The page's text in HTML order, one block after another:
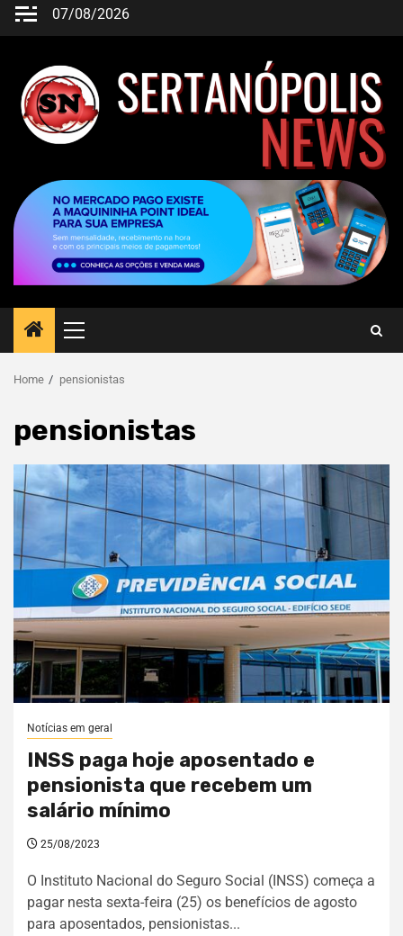
07/08/2026
Home pensionistas
pensionistas
Notícias em geral
INSS paga hoje aposentado e
pensionista que recebem um
salário mínimo
25/08/2023
O Instituto Nacional do Seguro Social (INSS) começa a
pagar nesta sexta-feira (25) os benefícios de agosto
para aposentados, pensionistas...